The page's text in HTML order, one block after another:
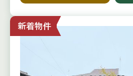
新着物件